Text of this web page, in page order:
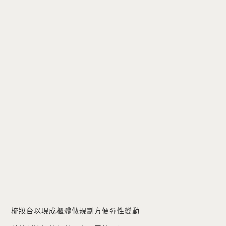
梳妝台以現成櫃體做規劃方便彈性變動